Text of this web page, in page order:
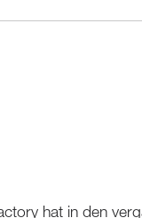
hat in den